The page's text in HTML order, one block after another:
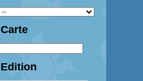
Carte
Edition